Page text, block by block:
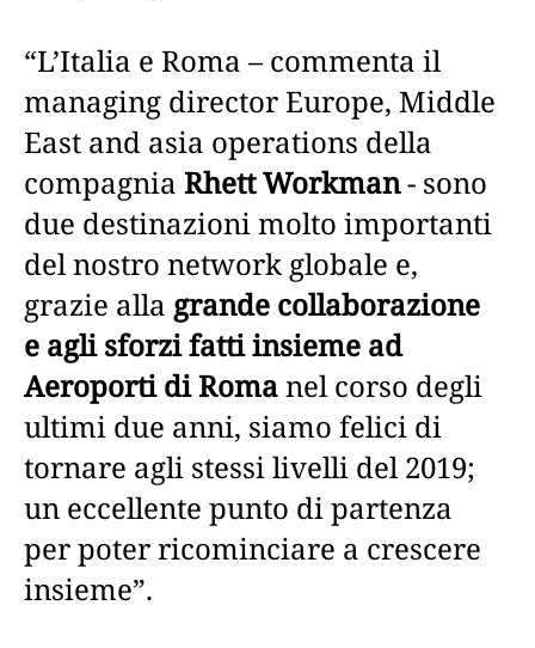
“L’Italia e Roma – commenta il
managing director Europe, Middle
East and asia operations della
compagnia Rhett Workman- sono
due destinazioni molto importanti
del nostro network globale e,
grazie alla grande collaborazione
e agli sforzi fatti insieme ad
Aeroporti di Romanel corso degli
ultimi due anni, siamo felici di
tornare agli stessi livelli del 2019;
un eccellente punto di partenza
per poter ricominciare a crescere
insieme”.